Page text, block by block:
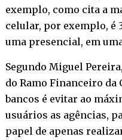
exemplo, como cita a
celular, por exemplo, é
uma presencial, em
Segundo Miguel
do Ramo Financeiro da
bancos é evitar ao
usuários as agências,
papel de apenas